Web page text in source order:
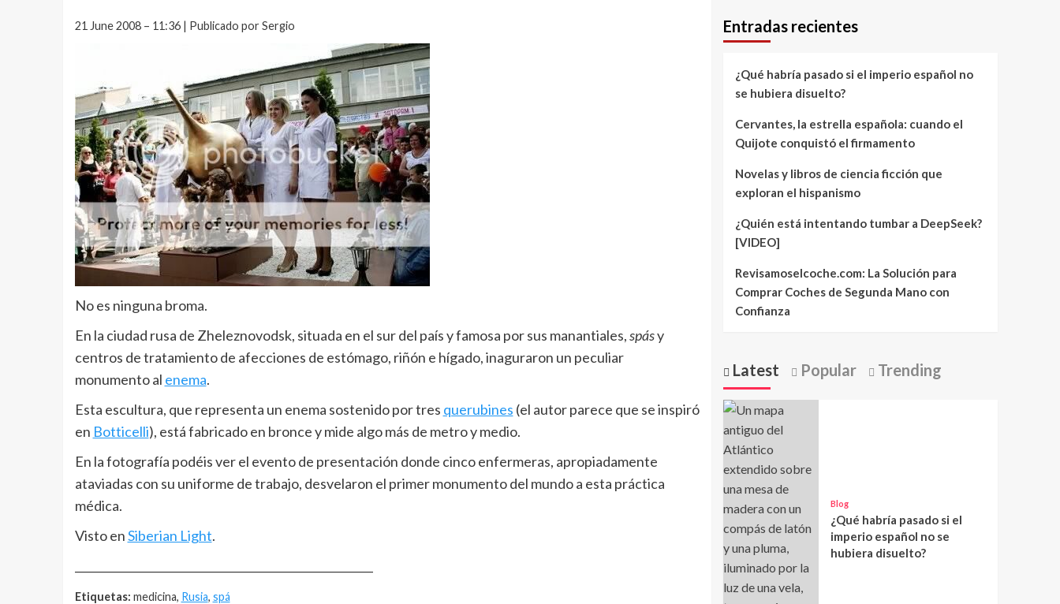
21 June 2008 – 11:36 | Publicado por Sergio
No es ninguna broma.
En la ciudad rusa de Zheleznovodsk, situada en el sur del país y famosa por sus manantiales,spásy
centros de tratamiento de afecciones de estómago, riñón e hígado, inaguraron un peculiar
monumento al enema.
Esta escultura, que representa un enema sostenido por tres querubines (el autor parece que se inspiró
en Botticelli), está fabricado en bronce y mide algo más de metro y medio.
En la fotografía podéis ver el evento de presentación donde cinco enfermeras, apropiadamente
ataviadas con su uniforme de trabajo, desvelaron el primer monumento del mundo a esta práctica
médica.
Visto enSiberian Light.
Etiquetas: medicina, Rusia, spá
Entradas recientes
¿Qué habría pasado si el imperio español no
se hubiera disuelto?
Cervantes, la estrella española: cuando el
Quijote conquistó el firmamento
Novelas y libros de ciencia ficción que
exploran el hispanismo
¿Quién está intentando tumbar a DeepSeek?
[VIDEO]
Revisamoselcoche.com: La Solución para
Comprar Coches de Segunda Mano con
Confianza
Latest Popular Trending
Blog
¿Qué habría pasado si el
imperio español no se
hubiera disuelto?